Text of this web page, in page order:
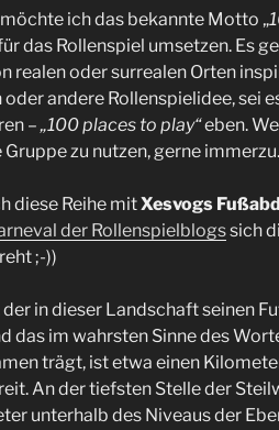
möchte ich das bekannte Motto „
das Rollenspiel umsetzen. Es
realen oder surrealen Orten
andere Rollenspielidee, sei
–„100 places to play“eben.
zu nutzen, gerne immerzu.
diese Reihe mitXesvogs
der Rollenspielblogssich
;-))
der in dieser Landschaft seinen
das im wahrsten Sinne des
trägt, ist etwa einen
An der tiefsten Stelle der
unterhalb des Niveaus der